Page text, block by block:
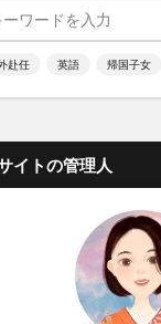
赴任 英語 帰国子女
イトの管理人